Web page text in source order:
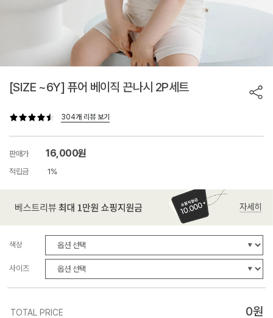
[SIZE ~6Y] 퓨어 베이직 끈나시 2P세트
304개 리뷰 보기
판매가 16,000원
적립금 1%
색상
사이즈
TOTAL PRICE 0원